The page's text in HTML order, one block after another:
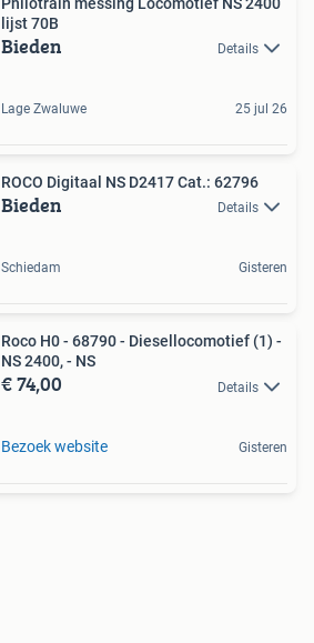
lijst 70B
Bieden Details
Lage Zwaluwe 25 jul 26
ROCO Digitaal NS D2417 Cat.: 62796
Bieden Details
Schiedam Gisteren
Roco H0 - 68790 - Diesellocomotief (1) -
NS 2400, - NS
€ 74,00 Details
Bezoek website Gisteren